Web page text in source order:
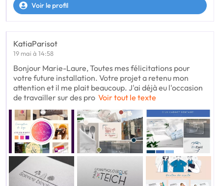
Voir le profil
KatiaParisot
19 mai à 14:58
Bonjour Marie-Laure, Toutes mes félicitations pour
votre future installation. Votre projet a retenu mon
attention et il me plait beaucoup. J'ai déjà eu l'occasion
de travailler sur des pro Voir tout le texte